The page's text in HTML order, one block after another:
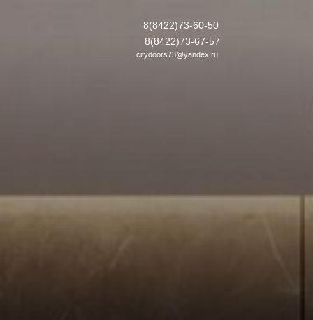
8(8422)73-60-50
8(8422)73-67-57
citydoors73@yandex.ru